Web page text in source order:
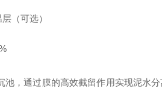
（可选）
，通过膜的高效截留作用实现泥水